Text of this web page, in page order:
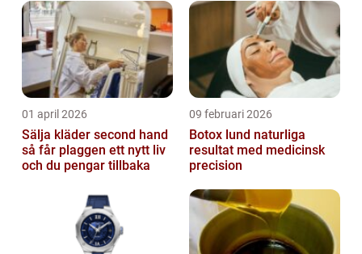
01 april 2026
Sälja kläder second hand
så får plaggen ett nytt liv
och du pengar tillbaka
09 februari 2026
Botox lund naturliga
resultat med medicinsk
precision